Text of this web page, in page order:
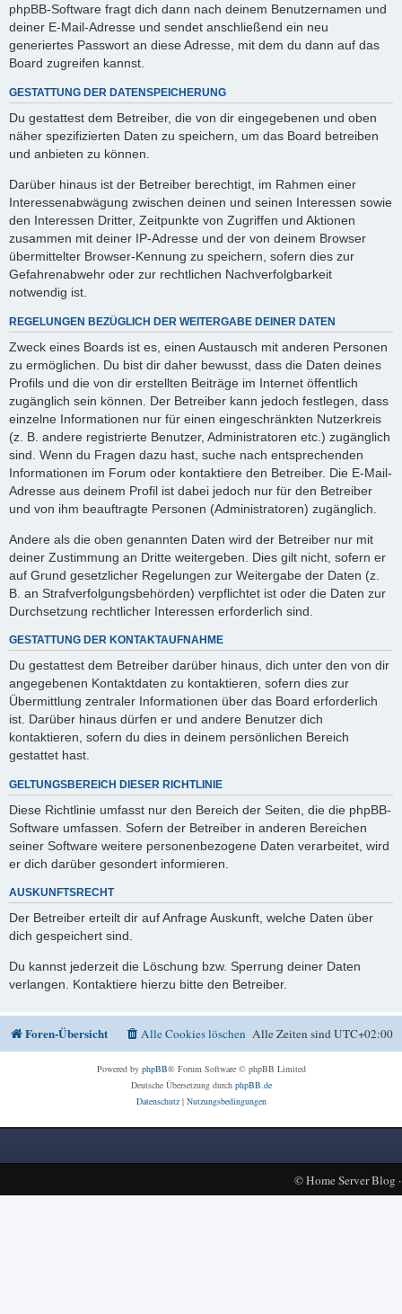
phpBB-Software fragt dich dann nach deinem Benutzernamen und
deiner E-Mail-Adresse und sendet anschließend ein neu
generiertes Passwort an diese Adresse, mit dem du dann auf das
Board zugreifen kannst.
GESTATTUNG DER DATENSPEICHERUNG
Du gestattest dem Betreiber, die von dir eingegebenen und oben
näher spezifizierten Daten zu speichern, um das Board betreiben
und anbieten zu können.
Darüber hinaus ist der Betreiber berechtigt, im Rahmen einer
Interessenabwägung zwischen deinen und seinen Interessen sowie
den Interessen Dritter, Zeitpunkte von Zugriffen und Aktionen
zusammen mit deiner IP-Adresse und der von deinem Browser
übermittelter Browser-Kennung zu speichern, sofern dies zur
Gefahrenabwehr oder zur rechtlichen Nachverfolgbarkeit
notwendig ist.
REGELUNGEN BEZÜGLICH DER WEITERGABE DEINER DATEN
Zweck eines Boards ist es, einen Austausch mit anderen Personen
zu ermöglichen. Du bist dir daher bewusst, dass die Daten deines
Profils und die von dir erstellten Beiträge im Internet öffentlich
zugänglich sein können. Der Betreiber kann jedoch festlegen, dass
einzelne Informationen nur für einen eingeschränkten Nutzerkreis
(z. B. andere registrierte Benutzer, Administratoren etc.) zugänglich
sind. Wenn du Fragen dazu hast, suche nach entsprechenden
Informationen im Forum oder kontaktiere den Betreiber. Die E-Mail-
Adresse aus deinem Profil ist dabei jedoch nur für den Betreiber
und von ihm beauftragte Personen (Administratoren) zugänglich.
Andere als die oben genannten Daten wird der Betreiber nur mit
deiner Zustimmung an Dritte weitergeben. Dies gilt nicht, sofern er
auf Grund gesetzlicher Regelungen zur Weitergabe der Daten (z.
B. an Strafverfolgungsbehörden) verpflichtet ist oder die Daten zur
Durchsetzung rechtlicher Interessen erforderlich sind.
GESTATTUNG DER KONTAKTAUFNAHME
Du gestattest dem Betreiber darüber hinaus, dich unter den von dir
angegebenen Kontaktdaten zu kontaktieren, sofern dies zur
Übermittlung zentraler Informationen über das Board erforderlich
ist. Darüber hinaus dürfen er und andere Benutzer dich
kontaktieren, sofern du dies in deinem persönlichen Bereich
gestattet hast.
GELTUNGSBEREICH DIESER RICHTLINIE
Diese Richtlinie umfasst nur den Bereich der Seiten, die die phpBB-
Software umfassen. Sofern der Betreiber in anderen Bereichen
seiner Software weitere personenbezogene Daten verarbeitet, wird
er dich darüber gesondert informieren.
AUSKUNFTSRECHT
Der Betreiber erteilt dir auf Anfrage Auskunft, welche Daten über
dich gespeichert sind.
Du kannst jederzeit die Löschung bzw. Sperrung deiner Daten
verlangen. Kontaktiere hierzu bitte den Betreiber.
Foren-Übersicht Alle Zeiten sindUTC+02:00
Alle Cookies löschen
Powered by phpBB® Forum Software © phpBB Limited
Deutsche Übersetzung durch phpBB.de
Datenschutz| Nutzungsbedingungen
©Home Server Blog